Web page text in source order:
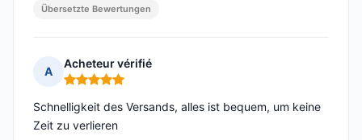
Übersetzte Bewertungen
A
Acheteur vérifié
Hinweis: 5 von 5
Schnelligkeit des Versands, alles ist bequem, um keine
Zeit zu verlieren